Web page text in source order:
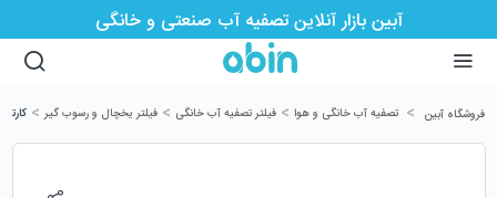
آبین بازار آنلاین تصفیه آب صنعتی و خانگی
فروشگاه آبین > تصفیه آب خانگی و هوا > فیلتر تصفیه آب خانگی > فیلتر یخچال و رسوب گیر >